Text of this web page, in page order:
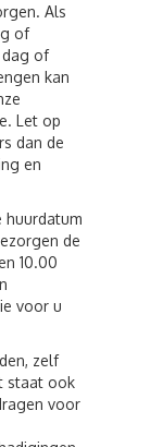
Als
of
of
kan
Let op
dan de
en
huurdatum
de
10.00
voor u
zelf
staat ook
voor